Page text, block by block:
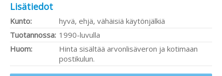
Lisätiedot
Kunto:
hyvä, ehjä, vähäisiä käytönjälkiä
Tuotannossa: 1990-luvulla
Huom:
Hinta sisältää arvonlisäveron ja kotimaan
postikulun.